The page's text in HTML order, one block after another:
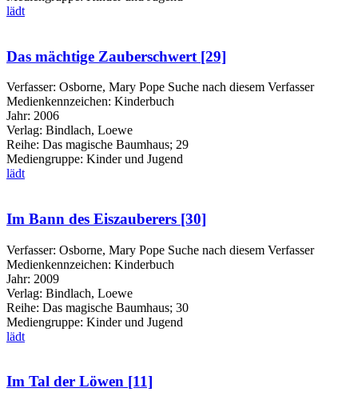
lädt
Das mächtige Zauberschwert [29]
Verfasser: Osborne, Mary Pope Suche nach diesem Verfasser
Medienkennzeichen: Kinderbuch
Jahr: 2006
Verlag: Bindlach, Loewe
Reihe: Das magische Baumhaus; 29
Mediengruppe: Kinder und Jugend
lädt
Im Bann des Eiszauberers [30]
Verfasser: Osborne, Mary Pope Suche nach diesem Verfasser
Medienkennzeichen: Kinderbuch
Jahr: 2009
Verlag: Bindlach, Loewe
Reihe: Das magische Baumhaus; 30
Mediengruppe: Kinder und Jugend
lädt
Im Tal der Löwen [11]